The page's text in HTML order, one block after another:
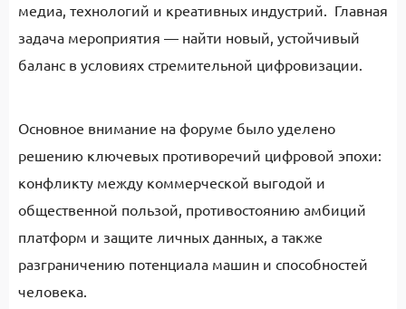
медиа, технологий и креативных индустрий. Главная
задача мероприятия — найти новый, устойчивый
баланс в условиях стремительной цифровизации.
Основное внимание на форуме было уделено
решению ключевых противоречий цифровой эпохи:
конфликту между коммерческой выгодой и
общественной пользой, противостоянию амбиций
платформ и защите личных данных, а также
разграничению потенциала машин и способностей
человека.